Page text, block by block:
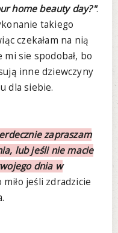
home beauty day?".
takiego
czekałam na nią
mi sie spodobał, bo
inne dziewczyny
dla siebie.
zapraszam
lub jeśli nie macie
dnia w
jeśli zdradzicie